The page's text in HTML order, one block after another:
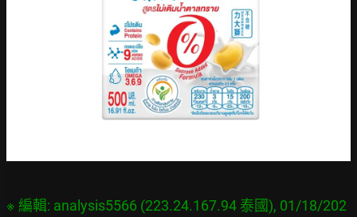
※ 編輯: analysis5566 (223.24.167.94 泰國), 01/18/202